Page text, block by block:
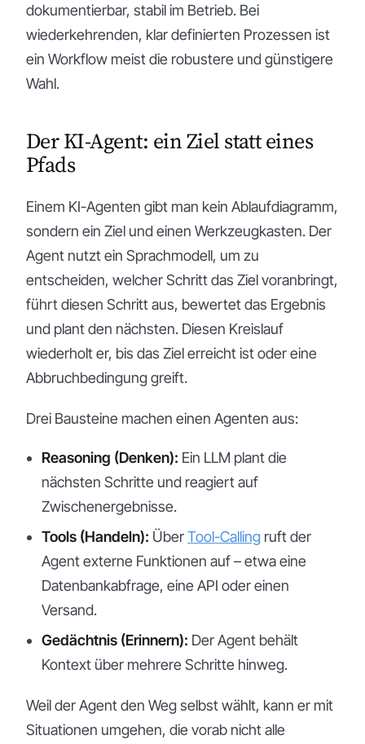
dokumentierbar, stabil im Betrieb. Bei
wiederkehrenden, klar definierten Prozessen ist
ein Workflow meist die robustere und günstigere
Wahl.
Der KI-Agent: ein Ziel statt eines
Pfads
Einem KI-Agenten gibt man kein Ablaufdiagramm,
sondern ein Ziel und einen Werkzeugkasten. Der
Agent nutzt ein Sprachmodell, um zu
entscheiden, welcher Schritt das Ziel voranbringt,
führt diesen Schritt aus, bewertet das Ergebnis
und plant den nächsten. Diesen Kreislauf
wiederholt er, bis das Ziel erreicht ist oder eine
Abbruchbedingung greift.
Drei Bausteine machen einen Agenten aus:
Reasoning (Denken): Ein LLM plant die
nächsten Schritte und reagiert auf
Zwischenergebnisse.
Tools (Handeln): ÜberTool-Calling ruft der
Agent externe Funktionen auf – etwa eine
Datenbankabfrage, eine API oder einen
Versand.
Gedächtnis (Erinnern): Der Agent behält
Kontext über mehrere Schritte hinweg.
Weil der Agent den Weg selbst wählt, kann er mit
Situationen umgehen, die vorab nicht alle